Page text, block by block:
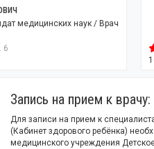
Наталия
Стаж 46 лет /
пр-т Науки, д.
Прием от
Запись на прием к врачу:
Для записи на прием к
(Кабинет здорового ребёнка)
медицинского учреждения